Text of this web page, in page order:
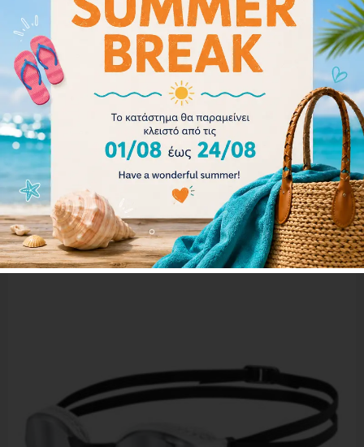
ARENA COBRA CORE SWIPE MIRROR 003251-710
67.00€
Διαβάστε περισσότερα